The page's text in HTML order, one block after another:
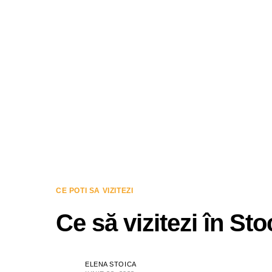
CE POTI SA VIZITEZI
Ce să vizitezi în
ELENA STOICA